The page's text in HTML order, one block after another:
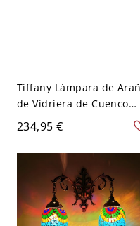
Tiffany Lámpara de
de Vidriera de Cuenco
Luminaria Suspendida
con Patrón de Flores -
A 120 V Multicolor 2
234,95 €